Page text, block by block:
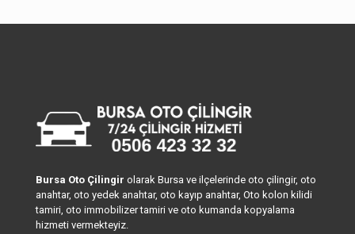
Bursa Oto Çilingir olarak Bursa ve ilçelerinde oto çilingir, oto
anahtar, oto yedek anahtar, oto kayıp anahtar, Oto kolon kilidi
tamiri, oto immobilizer tamiri ve oto kumanda kopyalama
hizmeti vermekteyiz.